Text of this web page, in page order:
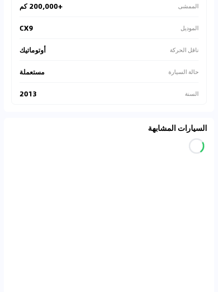
الممشى +200,000 كم
الموديل CX9
ناقل الحركة أوتوماتيك
حالة السيارة مستعملة
السنة 2013
السيارات المشابهة